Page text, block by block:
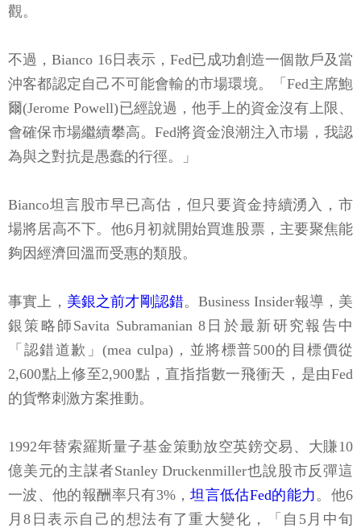
觀。
不過，Bianco 16日表示，Fed已成功創造一個散戶及當
沖客都認定自己不可能會輸的市場環境。「Fed主席鮑
爾(Jerome Powell)已經說過，他手上的資金沒有上限、
會確保市場繼續攀高。Fed將資金浪潮注入市場，我認
為與之對抗是愚蠢的行徑。」
Bianco坦言股市早已高估，但只要資金持續湧入，市
場將居高不下。他6月初就開始買進股票，主要聚焦能
夠因經濟回溫而受惠的類股。
事實上， 美銀之前才剛認錯。Business Insider報導，美
銀策略師Savita Subramanian 8日於最新研究報告中
「認錯道歉」(mea culpa)，並將標普500的目標價從
2,600點上修至2,900點，直指指數一飛衝天，是由Fed
的貨幣刺激方案推動。
1992年替索羅斯量子基金策動放空英鎊交易、大賺10
億美元的主謀者Stanley Druckenmiller也說股市反彈這
一波、他的報酬率只有3%，坦言低估Fed的能力 。他6
月8日表示自己的想法有了重大變化，「自5月中旬